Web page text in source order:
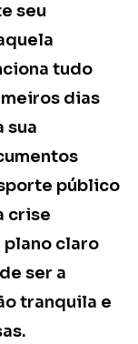
seu
tudo
dias
sua
público
crise
claro
ser a
tranquila e